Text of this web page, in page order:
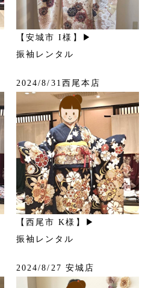
【安城市 I様】▶
振袖レンタル
2024/8/31西尾本店
【西尾市 K様】▶
振袖レンタル
2024/8/27 安城店